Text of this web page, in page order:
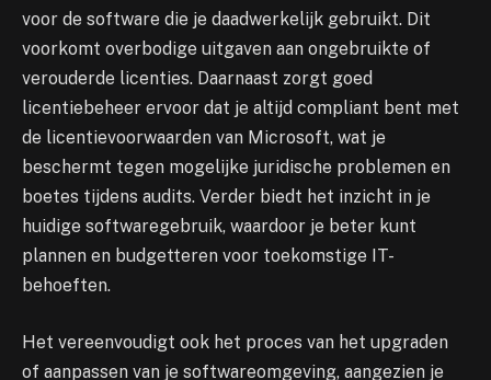
voor de software die je daadwerkelijk gebruikt. Dit
voorkomt overbodige uitgaven aan ongebruikte of
verouderde licenties. Daarnaast zorgt goed
licentiebeheer ervoor dat je altijd compliant bent met
de licentievoorwaarden van Microsoft, wat je
beschermt tegen mogelijke juridische problemen en
boetes tijdens audits. Verder biedt het inzicht in je
huidige softwaregebruik, waardoor je beter kunt
plannen en budgetteren voor toekomstige IT-
behoeften.
Het vereenvoudigt ook het proces van het upgraden
of aanpassen van je softwareomgeving, aangezien je